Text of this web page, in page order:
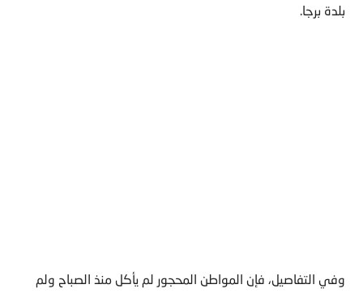
بلدة برجا.
وفي التفاصيل، فإن المواطن المحجور لم يأكل منذ الصباح ولم